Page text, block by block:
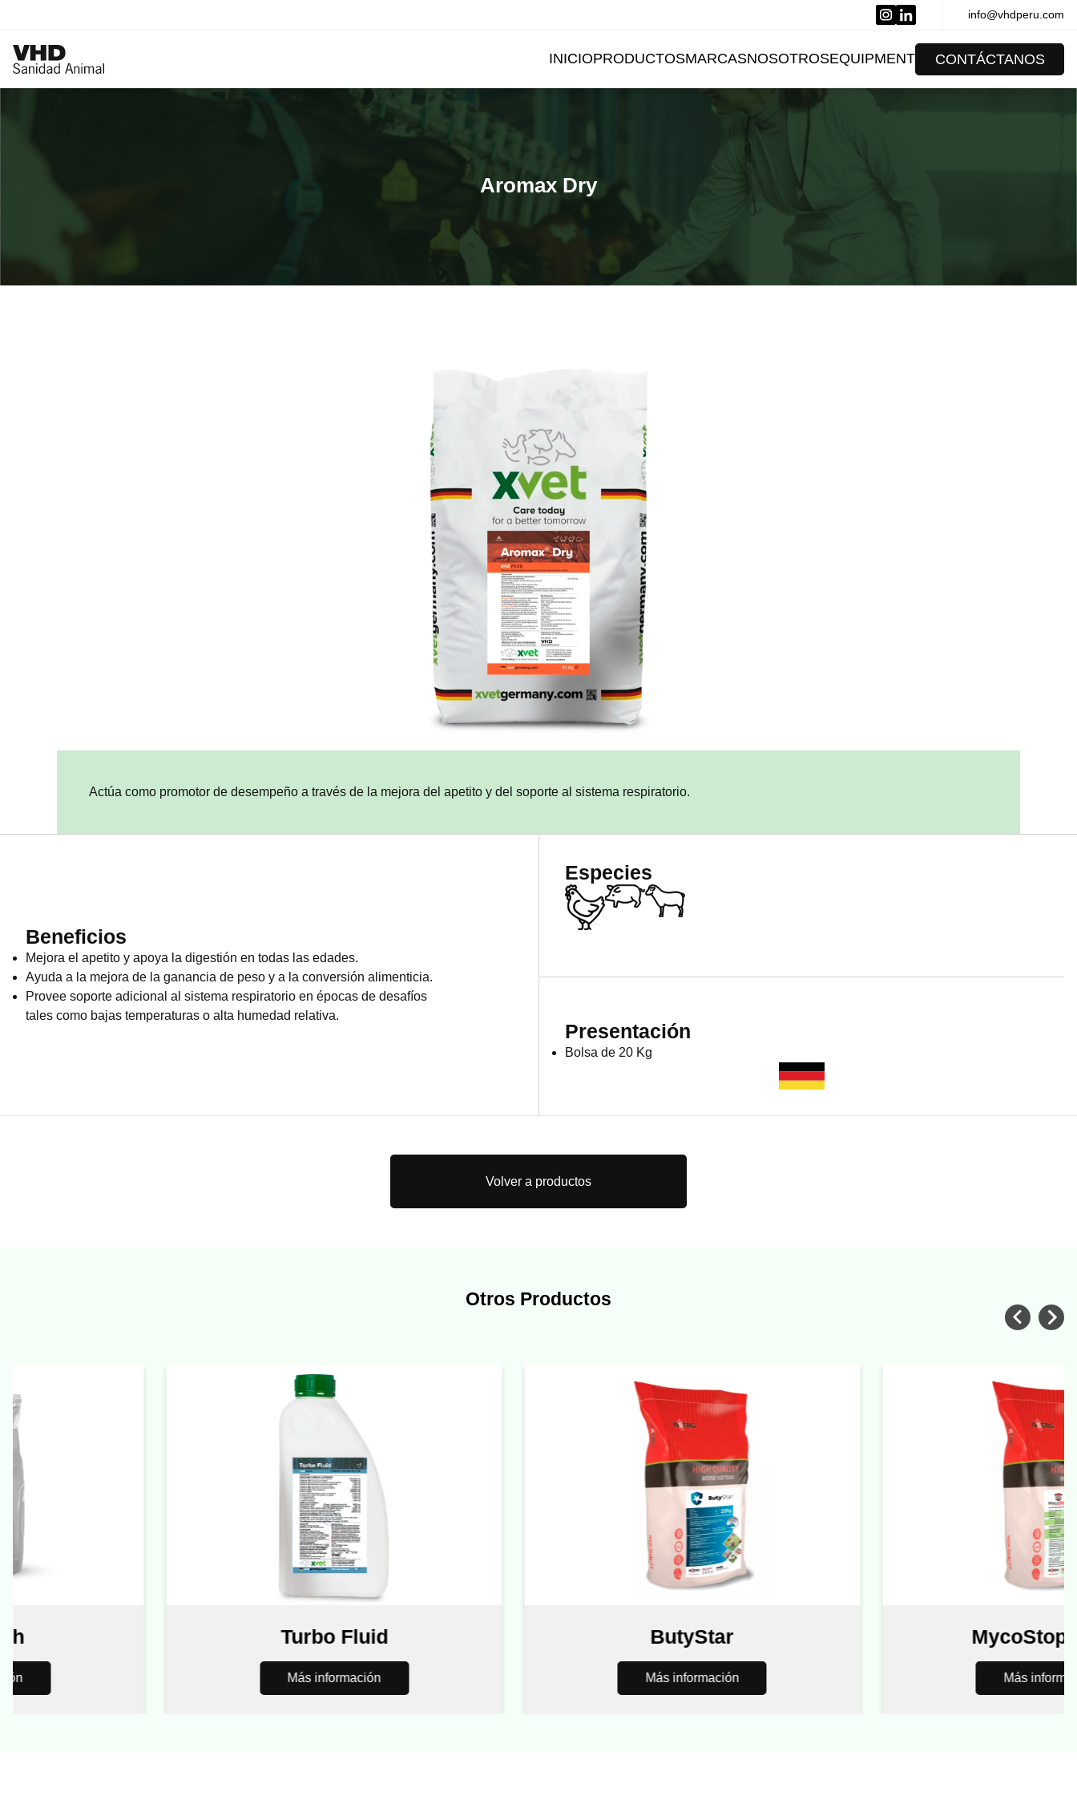
info@vhdperu.com
INICIOPRODUCTOSMARCASNOSOTROSEQUIPMENT CONTÁCTANOS
Aromax Dry
Actúa como promotor de desempeño a través de la mejora del apetito y del soporte al sistema respiratorio.
Beneficios
Mejora el apetito y apoya la digestión en todas las edades.
Ayuda a la mejora de la ganancia de peso y a la conversión alimenticia.
Provee soporte adicional al sistema respiratorio en épocas de desafíos
tales como bajas temperaturas o alta humedad relativa.
Especies
Presentación
Bolsa de 20 Kg
Volver a productos
Otros Productos
Turbo Fluid
Más información
ButyStar
Más información
MycoStop
Más información